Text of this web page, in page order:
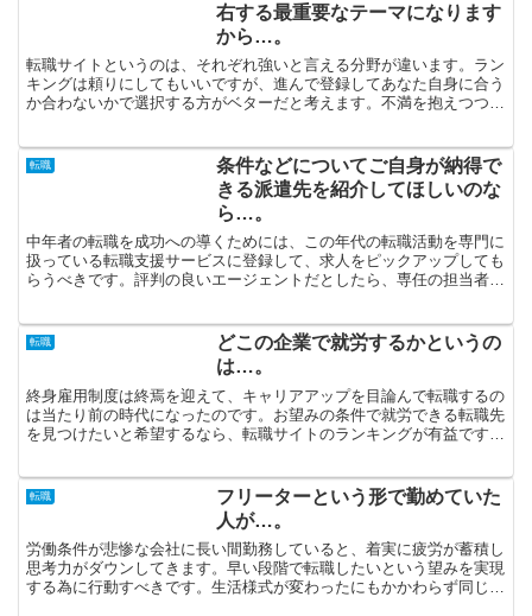
右する最重要なテーマになります
から…。
転職サイトというのは、それぞれ強いと言える分野が違います。ラン
キングは頼りにしてもいいですが、進んで登録してあなた自身に合う
か合わないかで選択する方がベターだと考えます。不満を抱えつつ今
転職
条件などについてご自身が納得で
きる派遣先を紹介してほしいのな
ら…。
中年者の転職を成功への導くためには、この年代の転職活動を専門に
扱っている転職支援サービスに登録して、求人をピックアップしても
らうべきです。評判の良いエージェントだとしたら、専任の担当者が
転職
どこの企業で就労するかというの
は…。
終身雇用制度は終焉を迎えて、キャリアアップを目論んで転職するの
は当たり前の時代になったのです。お望みの条件で就労できる転職先
を見つけたいと希望するなら、転職サイトのランキングが有益です。
転職
フリーターという形で勤めていた
人が…。
労働条件が悲惨な会社に長い間勤務していると、着実に疲労が蓄積し
思考力がダウンしてきます。早い段階で転職したいという望みを実現
する為に行動すべきです。生活様式が変わったにもかかわらず同じ雇